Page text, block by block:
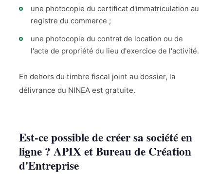
une photocopie du certificat d'immatriculation au
registre du commerce ;
une photocopie du contrat de location ou de
l'acte de propriété du lieu d'exercice de l'activité.
En dehors du timbre fiscal joint au dossier, la
délivrance du NINEA est gratuite.
Est-ce possible de créer sa société en
ligne ? APIX et Bureau de Création
d'Entreprise